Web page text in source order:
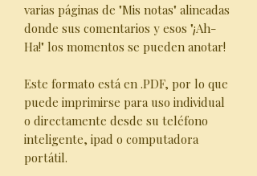
varias páginas de "Mis notas" alineadas
donde sus comentarios y esos "¡Ah-
Ha!" los momentos se pueden anotar!
Este formato está en .PDF, por lo que
puede imprimirse para uso individual
o directamente desde su teléfono
inteligente, ipad o computadora
portátil.